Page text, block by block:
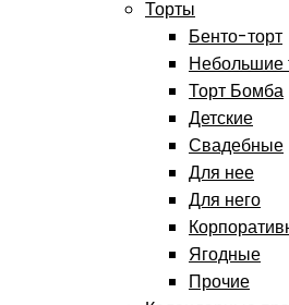
Торты
Бенто-торт
Небольшие
Торт Бомба
Детские
Свадебные
Для нее
Для него
Ягодные
Прочие